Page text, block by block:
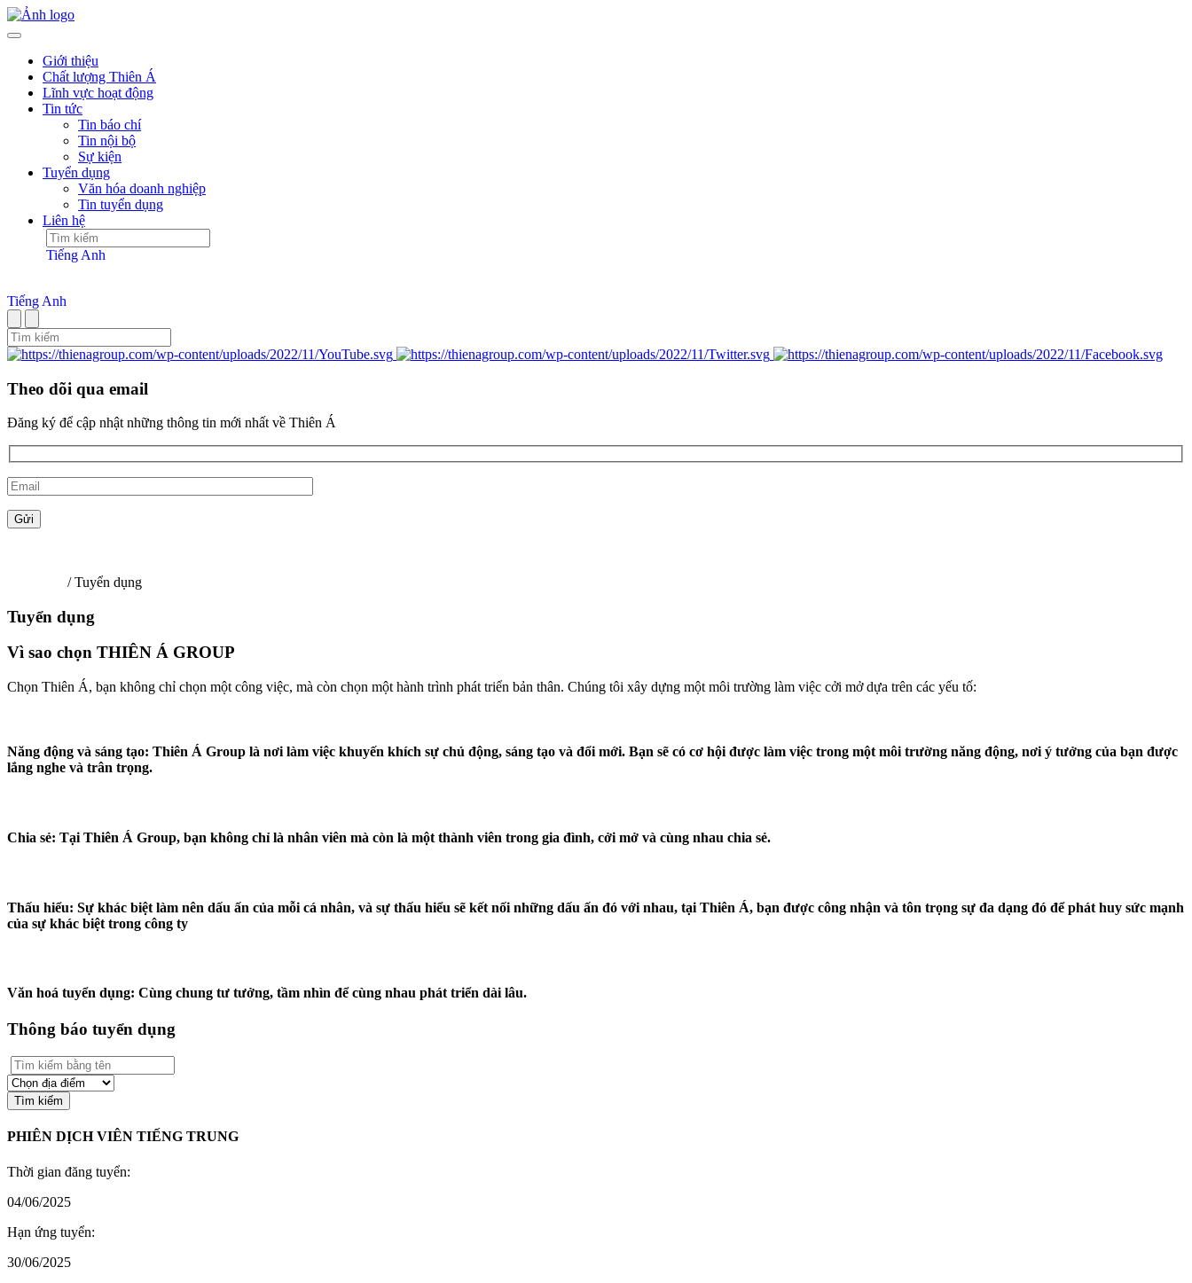
Giới thiệu
Chất lượng Thiên Á
Lĩnh vực hoạt động
Tin tức
Tin báo chí
Tin nội bộ
Sự kiện
Tuyển dụng
Văn hóa doanh nghiệp
Tin tuyển dụng
Liên hệ
Tiếng Anh
Tiếng Anh
Theo dõi qua email
Đăng ký để cập nhật những thông tin mới nhất về Thiên Á
/ Tuyển dụng
Tuyển dụng
Vì sao chọn THIÊN Á GROUP
Chọn Thiên Á, bạn không chỉ chọn một công việc, mà còn chọn một hành trình phát triển bản thân. Chúng tôi xây dựng một môi trường làm việc cởi mở dựa trên các yếu tố:
Năng động và sáng tạo: Thiên Á Group là nơi làm việc khuyến khích sự chủ động, sáng tạo và đổi mới. Bạn sẽ có cơ hội được làm việc trong một môi trường năng động, nơi ý tưởng của bạn được
lắng nghe và trân trọng.
Chia sẻ: Tại Thiên Á Group, bạn không chỉ là nhân viên mà còn là một thành viên trong gia đình, cởi mở và cùng nhau chia sẻ.
Thấu hiểu: Sự khác biệt làm nên dấu ấn của mỗi cá nhân, và sự thấu hiểu sẽ kết nối những dấu ấn đó với nhau, tại Thiên Á, bạn được công nhận và tôn trọng sự đa dạng đó để phát huy sức mạnh
của sự khác biệt trong công ty
Văn hoá tuyển dụng: Cùng chung tư tưởng, tầm nhìn để cùng nhau phát triển dài lâu.
Thông báo tuyển dụng
Tìm kiếm
PHIÊN DỊCH VIÊN TIẾNG TRUNG
Thời gian đăng tuyển:
04/06/2025
Hạn ứng tuyển:
30/06/2025